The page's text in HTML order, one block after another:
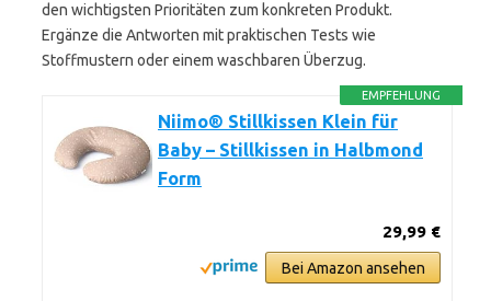
den wichtigsten Prioritäten zum konkreten Produkt.
Ergänze die Antworten mit praktischen Tests wie
Stoffmustern oder einem waschbaren Überzug.
EMPFEHLUNG
Niimo® Stillkissen Klein für
Baby – Stillkissen in Halbmond
Form
29,99 €
Bei Amazon ansehen